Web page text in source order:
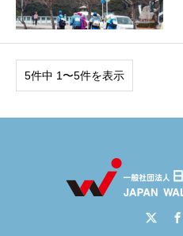
5件中 1〜5件を表示